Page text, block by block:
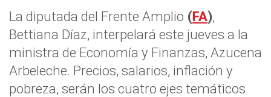
La diputada del Frente Amplio (FA),
Bettiana Díaz, interpelará este jueves a la
ministra de Economía y Finanzas, Azucena
Arbeleche. Precios, salarios, inflación y
pobreza, serán los cuatro ejes temáticos